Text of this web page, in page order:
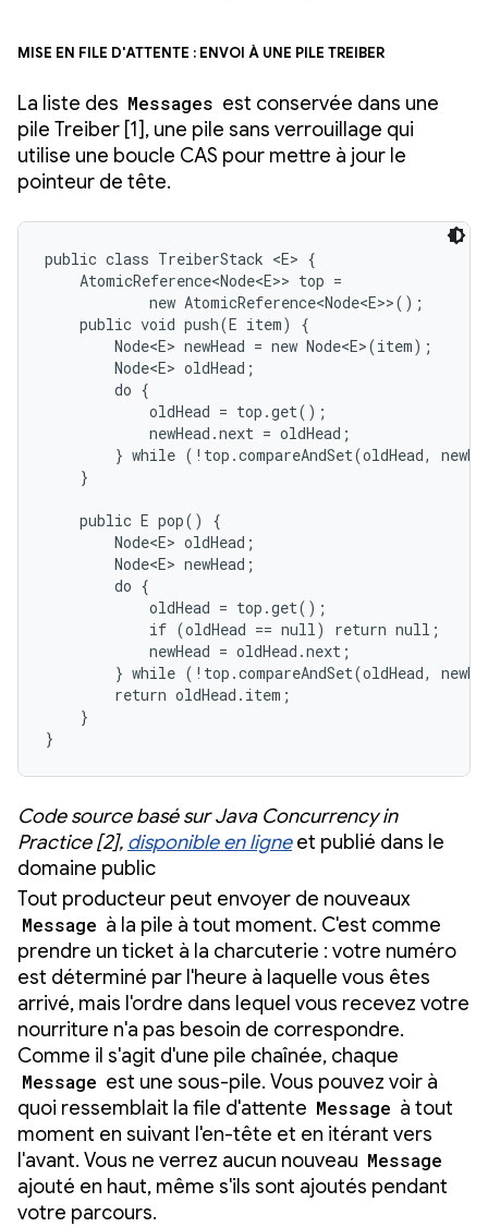
Mise en file d'attente : envoi à une pile Treiber
La liste des Messages est conservée dans une
pile Treiber [1], une pile sans verrouillage qui
utilise une boucle CAS pour mettre à jour le
pointeur de tête.
public class TreiberStack <E> {
    AtomicReference<Node<E>> top =
            new AtomicReference<Node<E>>();
    public void push(E item) {
        Node<E> newHead = new Node<E>(item);
        Node<E> oldHead;
        do {
            oldHead = top.get();
            newHead.next = oldHead;
} while (!top.compareAndSet(oldHead,
    }
    public E pop() {
        Node<E> oldHead;
        Node<E> newHead;
        do {
            oldHead = top.get();
            if (oldHead == null) return null;
            newHead = oldHead.next;
} while (!top.compareAndSet(oldHead,
        return oldHead.item;
    }
}
Code source basé sur Java Concurrency in
Practice [2], disponible en ligneet publié dans le
domaine public
Tout producteur peut envoyer de nouveaux
Message à la pile à tout moment. C'est comme
prendre un ticket à la charcuterie : votre numéro
est déterminé par l'heure à laquelle vous êtes
arrivé, mais l'ordre dans lequel vous recevez votre
nourriture n'a pas besoin de correspondre.
Comme il s'agit d'une pile chaînée, chaque
Message est une sous-pile. Vous pouvez voir à
quoi ressemblait la file d'attente Message à tout
moment en suivant l'en-tête et en itérant vers
l'avant. Vous ne verrez aucun nouveau Message
ajouté en haut, même s'ils sont ajoutés pendant
votre parcours.